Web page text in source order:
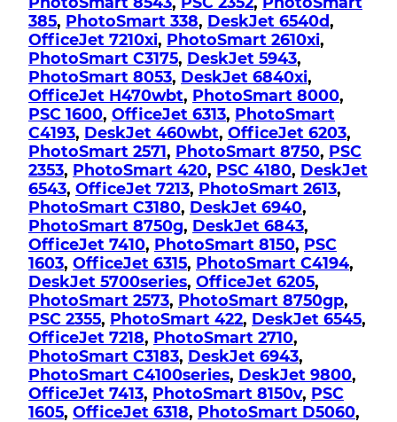
385, PhotoSmart 338, DeskJet 6540d,
OfficeJet 7210xi, PhotoSmart 2610xi,
PhotoSmart C3175, DeskJet 5943,
PhotoSmart 8053, DeskJet 6840xi,
OfficeJet H470wbt, PhotoSmart 8000,
PSC 1600, OfficeJet 6313, PhotoSmart
C4193, DeskJet 460wbt, OfficeJet 6203,
PhotoSmart 2571, PhotoSmart 8750, PSC
2353, PhotoSmart 420, PSC 4180, DeskJet
6543, OfficeJet 7213, PhotoSmart 2613,
PhotoSmart C3180, DeskJet 6940,
PhotoSmart 8750g, DeskJet 6843,
OfficeJet 7410, PhotoSmart 8150, PSC
1603, OfficeJet 6315, PhotoSmart C4194,
DeskJet 5700series, OfficeJet 6205,
PhotoSmart 2573, PhotoSmart 8750gp,
PSC 2355, PhotoSmart 422, DeskJet 6545,
OfficeJet 7218, PhotoSmart 2710,
PhotoSmart C3183, DeskJet 6943,
PhotoSmart C4100series, DeskJet 9800,
OfficeJet 7413, PhotoSmart 8150v, PSC
1605, OfficeJet 6318, PhotoSmart D5060,